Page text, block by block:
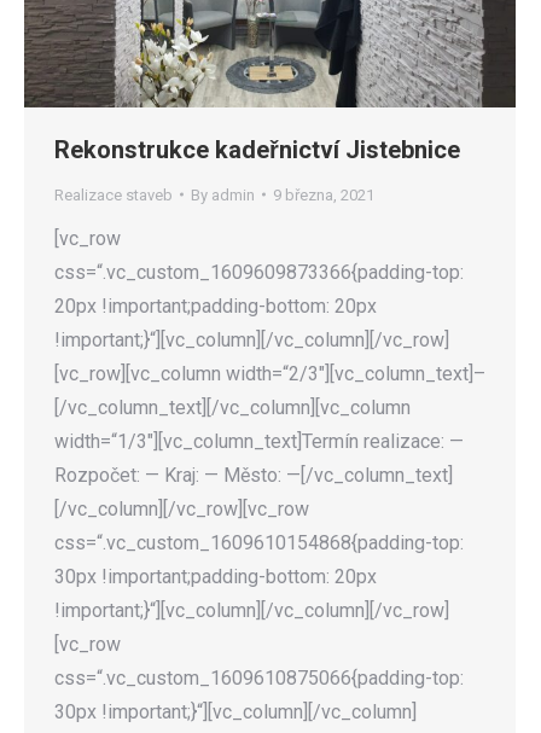
Rekonstrukce kadeřnictví Jistebnice
Realizace staveb By admin 9 března, 2021
[vc_row
css=“.vc_custom_1609609873366{padding-top:
20px !important;padding-bottom: 20px
!important;}“][vc_column][/vc_column][/vc_row]
[vc_row][vc_column width=“2/3″][vc_column_text]–
[/vc_column_text][/vc_column][vc_column
width=“1/3″][vc_column_text]Termín realizace: —
Rozpočet: — Kraj: — Město: —[/vc_column_text]
[/vc_column][/vc_row][vc_row
css=“.vc_custom_1609610154868{padding-top:
30px !important;padding-bottom: 20px
!important;}“][vc_column][/vc_column][/vc_row]
[vc_row
css=“.vc_custom_1609610875066{padding-top:
30px !important;}“][vc_column][/vc_column]